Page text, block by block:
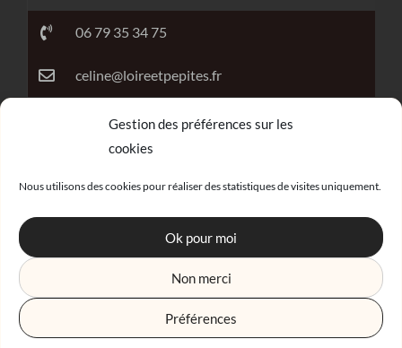
Gestion des préférences sur les
cookies
Nous utilisons des cookies pour réaliser des statistiques de visites uniquement.
Ok pour moi
Non merci
Préférences
06 79 35 34 75
celine@loireetpepites.fr
Réalisation
Agence digitale
En fonction des stocks, les prix de vente indiqués sur ce site